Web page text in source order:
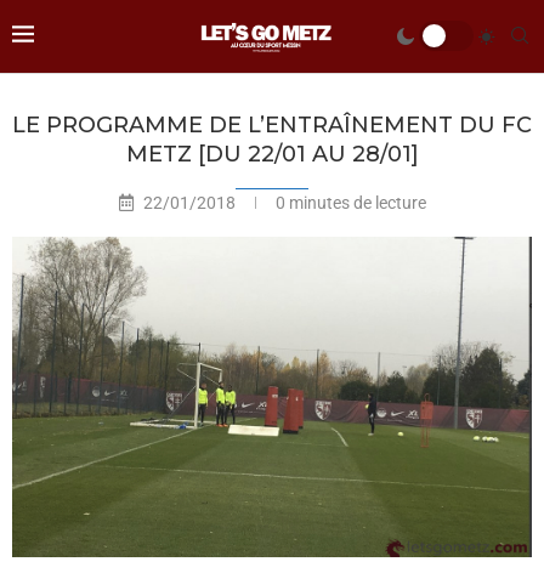
LE PROGRAMME DE L’ENTRAÎNEMENT DU FC
METZ [DU 22/01 AU 28/01]
22/01/2018 0 minutes de lecture